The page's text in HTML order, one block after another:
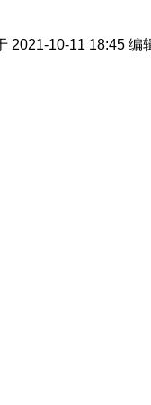
2021-10-11 18:45 编